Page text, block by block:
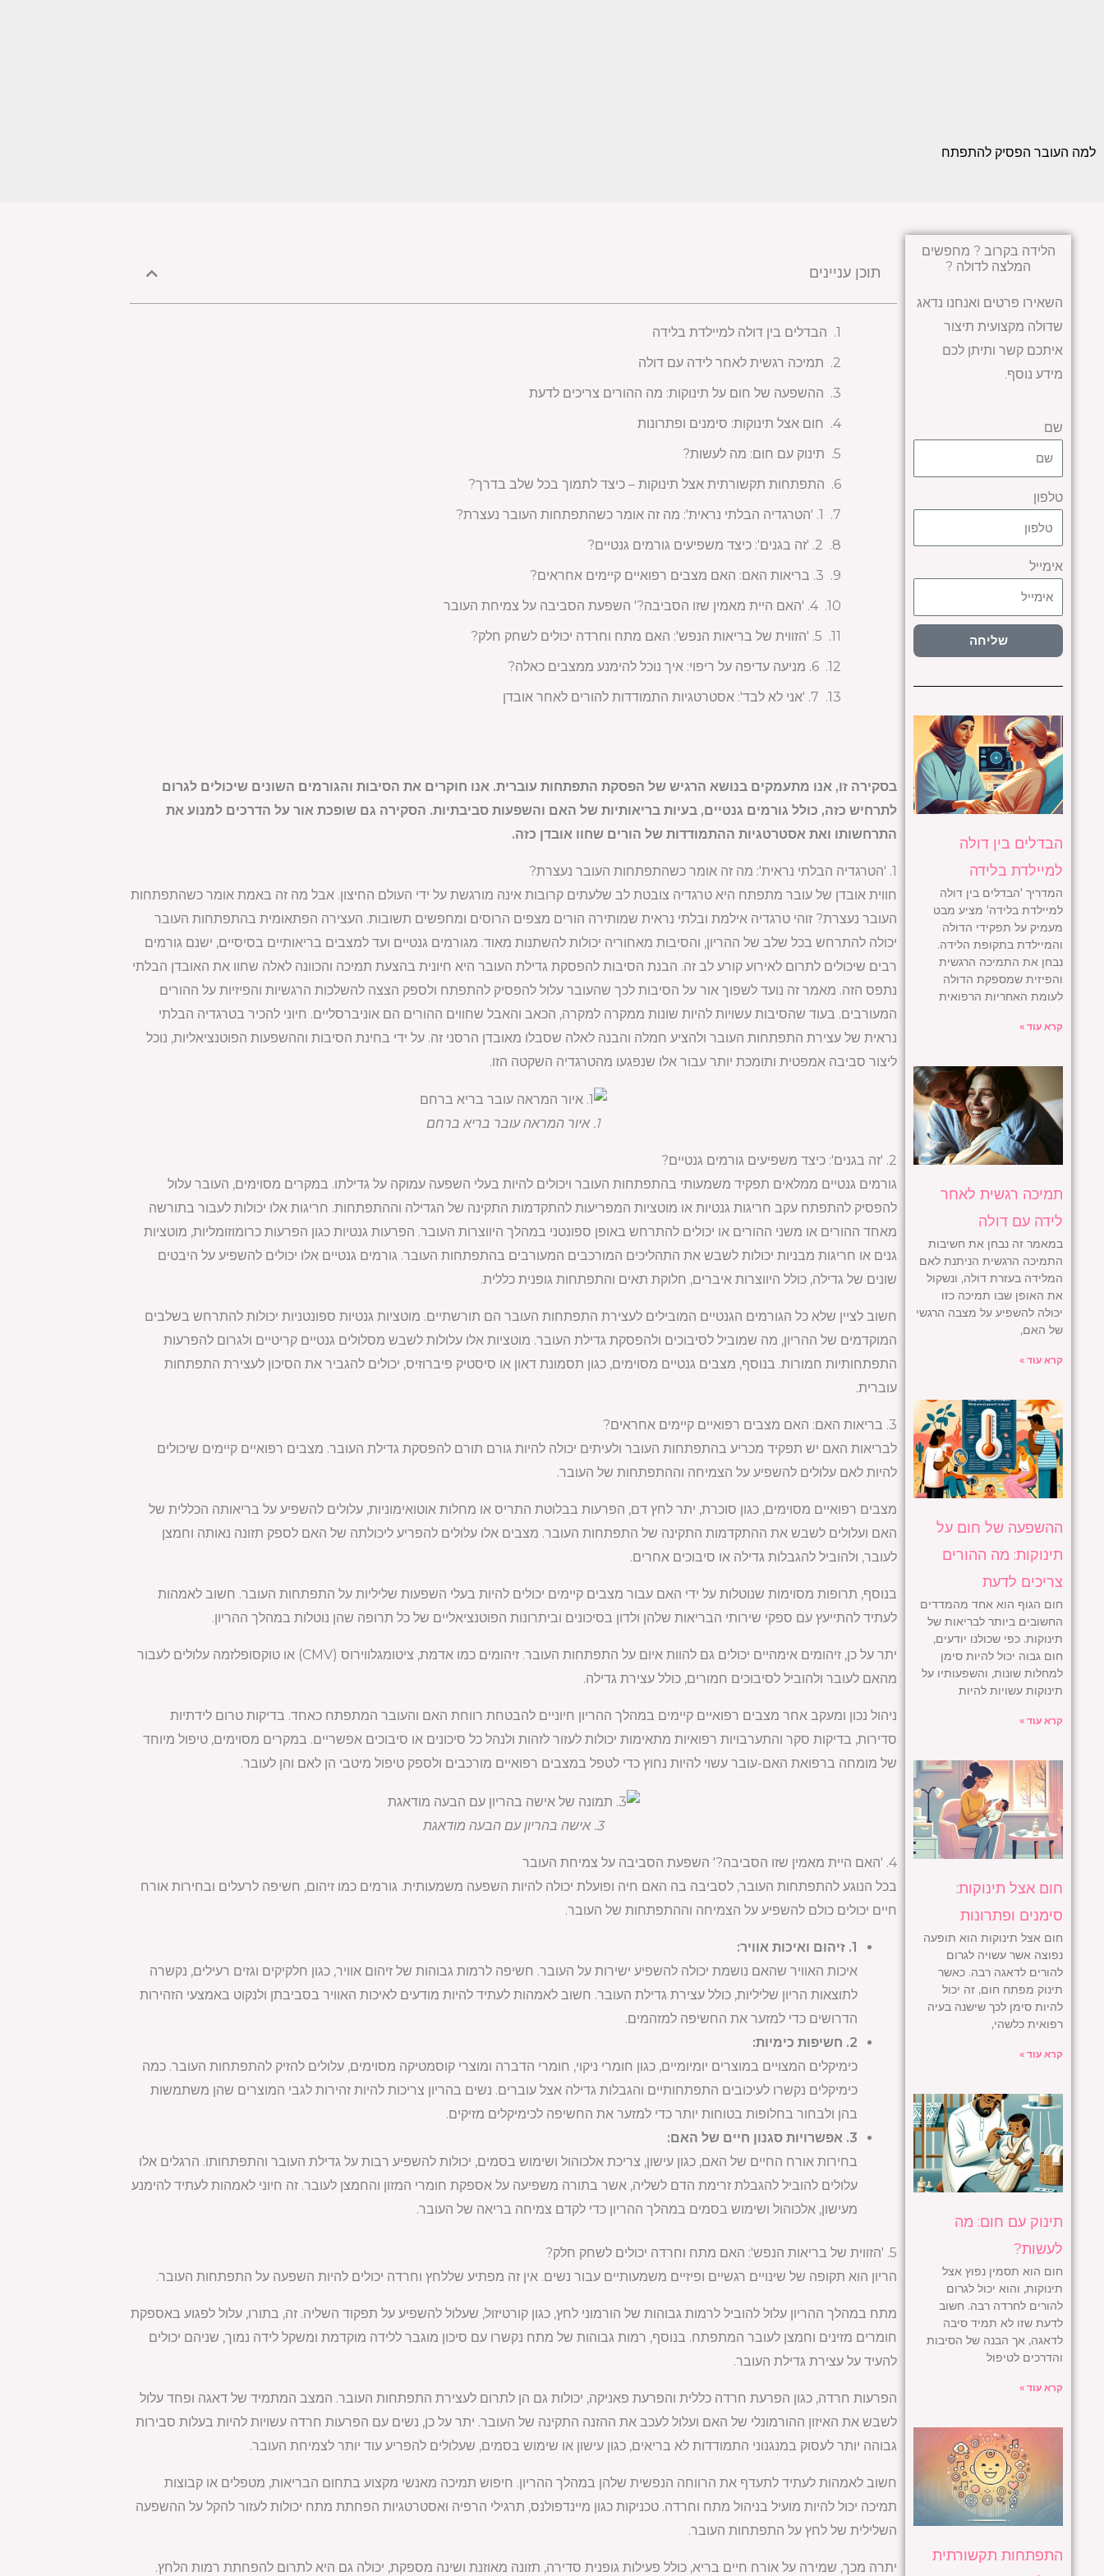
למה העובר הפסיק להתפתח
הלידה בקרוב ? מחפשים
המלצה לדולה ?
השאירו פרטים ואנחנו נדאג
שדולה מקצועית תיצור
איתכם קשר ותיתן לכם
מידע נוסף.
שם
טלפון
אימייל
שליחה
הבדלים בין דולה
למיילדת בלידה
המדריך 'הבדלים בין דולה
למיילדת בלידה' מציע מבט
מעמיק על תפקידי הדולה
והמיילדת בתקופת הלידה.
נבחן את התמיכה הרגשית
והפיזית שמספקת הדולה
לעומת האחריות הרפואית
קרא עוד »
תמיכה רגשית לאחר
לידה עם דולה
במאמר זה נבחן את חשיבות
התמיכה הרגשית הניתנת לאם
המלידה בעזרת דולה, ונשקול
את האופן שבו תמיכה כזו
יכולה להשפיע על מצבה הרגשי
של האם,
קרא עוד »
ההשפעה של חום על
תינוקות: מה ההורים
צריכים לדעת
חום הגוף הוא אחד מהמדדים
החשובים ביותר לבריאות של
תינוקות. כפי שכולנו יודעים,
חום גבוה יכול להיות סימן
למחלות שונות, והשפעותיו על
תינוקות עשויות להיות
קרא עוד »
חום אצל תינוקות:
סימנים ופתרונות
חום אצל תינוקות הוא תופעה
נפוצה אשר עשויה לגרום
להורים לדאגה רבה. כאשר
תינוק מפתח חום, זה יכול
להיות סימן לכך שישנה בעיה
רפואית כלשהי,
קרא עוד »
תינוק עם חום: מה
לעשות?
חום הוא תסמין נפוץ אצל
תינוקות, והוא יכול לגרום
להורים לחרדה רבה. חשוב
לדעת שזו לא תמיד סיבה
לדאגה, אך הבנה של הסיבות
והדרכים לטיפול
קרא עוד »
התפתחות תקשורתית
תוכן עניינים
הבדלים בין דולה למיילדת בלידה
תמיכה רגשית לאחר לידה עם דולה
ההשפעה של חום על תינוקות: מה ההורים צריכים לדעת
חום אצל תינוקות: סימנים ופתרונות
תינוק עם חום: מה לעשות?
התפתחות תקשורתית אצל תינוקות – כיצד לתמוך בכל שלב בדרך?
1. 'הטרגדיה הבלתי נראית': מה זה אומר כשהתפתחות העובר נעצרת?
2. 'זה בגנים': כיצד משפיעים גורמים גנטיים?
3. בריאות האם: האם מצבים רפואיים קיימים אחראים?
4. 'האם היית מאמין שזו הסביבה?' השפעת הסביבה על צמיחת העובר
5. 'הזווית של בריאות הנפש': האם מתח וחרדה יכולים לשחק חלק?
6. מניעה עדיפה על ריפוי: איך נוכל להימנע ממצבים כאלה?
7. 'אני לא לבד': אסטרטגיות התמודדות להורים לאחר אובדן
בסקירה זו, אנו מתעמקים בנושא הרגיש של הפסקת התפתחות עוברית. אנו חוקרים את הסיבות והגורמים השונים שיכולים לגרום
לתרחיש כזה, כולל גורמים גנטיים, בעיות בריאותיות של האם והשפעות סביבתיות. הסקירה גם שופכת אור על הדרכים למנוע את
התרחשותו ואת אסטרטגיות ההתמודדות של הורים שחוו אובדן כזה.
1. 'הטרגדיה הבלתי נראית': מה זה אומר כשהתפתחות העובר נעצרת?
חווית אובדן של עובר מתפתח היא טרגדיה צובטת לב שלעתים קרובות אינה מורגשת על ידי העולם החיצון. אבל מה זה באמת אומר כשהתפתחות
העובר נעצרת? זוהי טרגדיה אילמת ובלתי נראית שמותירה הורים מצפים הרוסים ומחפשים תשובות. העצירה הפתאומית בהתפתחות העובר
יכולה להתרחש בכל שלב של ההריון, והסיבות מאחוריה יכולות להשתנות מאוד. מגורמים גנטיים ועד למצבים בריאותיים בסיסיים, ישנם גורמים
רבים שיכולים לתרום לאירוע קורע לב זה. הבנת הסיבות להפסקת גדילת העובר היא חיונית בהצעת תמיכה והכוונה לאלה שחוו את האובדן הבלתי
נתפס הזה. מאמר זה נועד לשפוך אור על הסיבות לכך שהעובר עלול להפסיק להתפתח ולספק הצצה להשלכות הרגשיות והפיזיות על ההורים
המעורבים. בעוד שהסיבות עשויות להיות שונות ממקרה למקרה, הכאב והאבל שחווים ההורים הם אוניברסליים. חיוני להכיר בטרגדיה הבלתי
נראית של עצירת התפתחות העובר ולהציע חמלה והבנה לאלה שסבלו מאובדן הרסני זה. על ידי בחינת הסיבות וההשפעות הפוטנציאליות, נוכל
ליצור סביבה אמפטית ותומכת יותר עבור אלו שנפגעו מהטרגדיה השקטה הזו.
1. איור המראה עובר בריא ברחם
2. 'זה בגנים': כיצד משפיעים גורמים גנטיים?
גורמים גנטיים ממלאים תפקיד משמעותי בהתפתחות העובר ויכולים להיות בעלי השפעה עמוקה על גדילתו. במקרים מסוימים, העובר עלול
להפסיק להתפתח עקב חריגות גנטיות או מוטציות המפריעות להתקדמות התקינה של הגדילה וההתפתחות. חריגות אלו יכולות לעבור בתורשה
מאחד ההורים או משני ההורים או יכולים להתרחש באופן ספונטני במהלך היווצרות העובר. הפרעות גנטיות כגון הפרעות כרומוזומליות, מוטציות
גנים או חריגות מבניות יכולות לשבש את התהליכים המורכבים המעורבים בהתפתחות העובר. גורמים גנטיים אלו יכולים להשפיע על היבטים
שונים של גדילה, כולל היווצרות איברים, חלוקת תאים והתפתחות גופנית כללית.
חשוב לציין שלא כל הגורמים הגנטיים המובילים לעצירת התפתחות העובר הם תורשתיים. מוטציות גנטיות ספונטניות יכולות להתרחש בשלבים
המוקדמים של ההריון, מה שמוביל לסיבוכים ולהפסקת גדילת העובר. מוטציות אלו עלולות לשבש מסלולים גנטיים קריטיים ולגרום להפרעות
התפתחותיות חמורות. בנוסף, מצבים גנטיים מסוימים, כגון תסמונת דאון או סיסטיק פיברוזיס, יכולים להגביר את הסיכון לעצירת התפתחות
עוברית.
3. בריאות האם: האם מצבים רפואיים קיימים אחראים?
לבריאות האם יש תפקיד מכריע בהתפתחות העובר ולעיתים יכולה להיות גורם תורם להפסקת גדילת העובר. מצבים רפואיים קיימים שיכולים
להיות לאם עלולים להשפיע על הצמיחה וההתפתחות של העובר.
מצבים רפואיים מסוימים, כגון סוכרת, יתר לחץ דם, הפרעות בבלוטת התריס או מחלות אוטואימוניות, עלולים להשפיע על בריאותה הכללית של
האם ועלולים לשבש את ההתקדמות התקינה של התפתחות העובר. מצבים אלו עלולים להפריע ליכולתה של האם לספק תזונה נאותה וחמצן
לעובר, ולהוביל להגבלות גדילה או סיבוכים אחרים.
בנוסף, תרופות מסוימות שנוטלות על ידי האם עבור מצבים קיימים יכולים להיות בעלי השפעות שליליות על התפתחות העובר. חשוב לאמהות
לעתיד להתייעץ עם ספקי שירותי הבריאות שלהן ולדון בסיכונים וביתרונות הפוטנציאליים של כל תרופה שהן נוטלות במהלך ההריון.
יתר על כן, זיהומים אימהיים יכולים גם להוות איום על התפתחות העובר. זיהומים כמו אדמת, ציטומגלווירוס (CMV) או טוקסופלזמה עלולים לעבור
מהאם לעובר ולהוביל לסיבוכים חמורים, כולל עצירת גדילה.
ניהול נכון ומעקב אחר מצבים רפואיים קיימים במהלך ההריון חיוניים להבטחת רווחת האם והעובר המתפתח כאחד. בדיקות טרום לידתיות
סדירות, בדיקות סקר והתערבויות רפואיות מתאימות יכולות לעזור לזהות ולנהל כל סיכונים או סיבוכים אפשריים. במקרים מסוימים, טיפול מיוחד
של מומחה ברפואת האם-עובר עשוי להיות נחוץ כדי לטפל במצבים רפואיים מורכבים ולספק טיפול מיטבי הן לאם והן לעובר.
3. אישה בהריון עם הבעה מודאגת
4. 'האם היית מאמין שזו הסביבה?' השפעת הסביבה על צמיחת העובר
בכל הנוגע להתפתחות העובר, לסביבה בה האם חיה ופועלת יכולה להיות השפעה משמעותית. גורמים כמו זיהום, חשיפה לרעלים ובחירות אורח
חיים יכולים כולם להשפיע על הצמיחה וההתפתחות של העובר.
1. זיהום ואיכות אוויר:
איכות האוויר שהאם נושמת יכולה להשפיע ישירות על העובר. חשיפה לרמות גבוהות של זיהום אוויר, כגון חלקיקים וגזים רעילים, נקשרה
לתוצאות הריון שליליות, כולל עצירת גדילת העובר. חשוב לאמהות לעתיד להיות מודעים לאיכות האוויר בסביבתן ולנקוט באמצעי הזהירות
הדרושים כדי למזער את החשיפה למזהמים.
2. חשיפות כימיות:
כימיקלים המצויים במוצרים יומיומיים, כגון חומרי ניקוי, חומרי הדברה ומוצרי קוסמטיקה מסוימים, עלולים להזיק להתפתחות העובר. כמה
כימיקלים נקשרו לעיכובים התפתחותיים והגבלות גדילה אצל עוברים. נשים בהריון צריכות להיות זהירות לגבי המוצרים שהן משתמשות
בהן ולבחור בחלופות בטוחות יותר כדי למזער את החשיפה לכימיקלים מזיקים.
3. אפשרויות סגנון חיים של האם:
בחירות אורח החיים של האם, כגון עישון, צריכת אלכוהול ושימוש בסמים, יכולות להשפיע רבות על גדילת העובר והתפתחותו. הרגלים אלו
עלולים להוביל להגבלת זרימת הדם לשליה, אשר בתורה משפיעה על אספקת חומרי המזון והחמצן לעובר. זה חיוני לאמהות לעתיד להימנע
מעישון, אלכוהול ושימוש בסמים במהלך ההריון כדי לקדם צמיחה בריאה של העובר.
5. 'הזווית של בריאות הנפש': האם מתח וחרדה יכולים לשחק חלק?
הריון הוא תקופה של שינויים רגשיים ופיזיים משמעותיים עבור נשים. אין זה מפתיע שללחץ וחרדה יכולים להיות השפעה על התפתחות העובר.
מתח במהלך ההריון עלול להוביל לרמות גבוהות של הורמוני לחץ, כגון קורטיזול, שעלול להשפיע על תפקוד השליה. זה, בתורו, עלול לפגוע באספקת
חומרים מזינים וחמצן לעובר המתפתח. בנוסף, רמות גבוהות של מתח נקשרו עם סיכון מוגבר ללידה מוקדמת ומשקל לידה נמוך, שניהם יכולים
להעיד על עצירת גדילת העובר.
הפרעות חרדה, כגון הפרעת חרדה כללית והפרעת פאניקה, יכולות גם הן לתרום לעצירת התפתחות העובר. המצב המתמיד של דאגה ופחד עלול
לשבש את האיזון ההורמונלי של האם ועלול לעכב את ההזנה התקינה של העובר. יתר על כן, נשים עם הפרעות חרדה עשויות להיות בעלות סבירות
גבוהה יותר לעסוק במנגנוני התמודדות לא בריאים, כגון עישון או שימוש בסמים, שעלולים להפריע עוד יותר לצמיחת העובר.
חשוב לאמהות לעתיד לתעדף את הרווחה הנפשית שלהן במהלך ההריון. חיפוש תמיכה מאנשי מקצוע בתחום הבריאות, מטפלים או קבוצות
תמיכה יכול להיות מועיל בניהול מתח וחרדה. טכניקות כגון מיינדפולנס, תרגילי הרפיה ואסטרטגיות הפחתת מתח יכולות לעזור להקל על ההשפעה
השלילית של לחץ על התפתחות העובר.
יתרה מכך, שמירה על אורח חיים בריא, כולל פעילות גופנית סדירה, תזונה מאוזנת ושינה מספקת, יכולה גם היא לתרום להפחתת רמות הלחץ.